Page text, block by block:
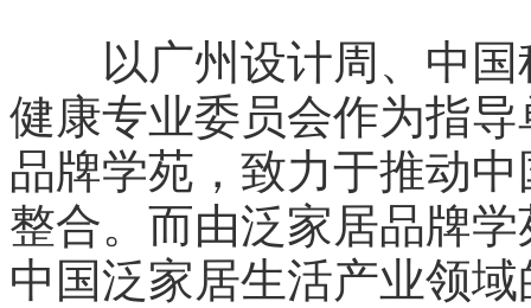
以广州设计周、中国
健康专业委员会作为指
品牌学苑，致力于推动
整合。而由泛家居品牌
中国泛家居生活产业领